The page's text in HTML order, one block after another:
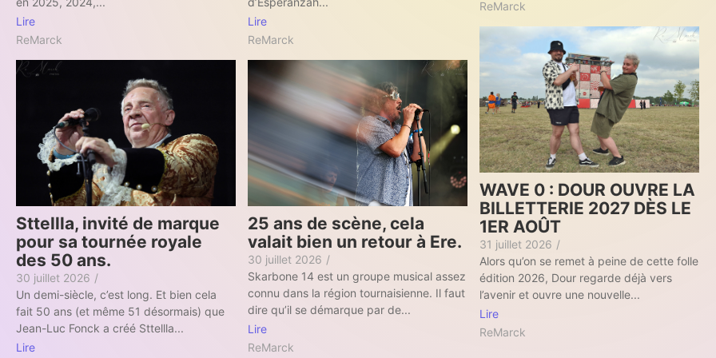
Lire
ReMarck
ReMarck
Lire
ReMarck
WAVE 0 : DOUR OUVRE LA
BILLETTERIE 2027 DÈS LE
1ER AOÛT
31 juillet 2026 /
Alors qu’on se remet à peine de cette folle
édition 2026, Dour regarde déjà vers
l’avenir et ouvre une nouvelle...
Lire
ReMarck
Sttellla, invité de marque
pour sa tournée royale
des 50 ans.
30 juillet 2026 /
Un demi-siècle, c’est long. Et bien cela
fait 50 ans (et même 51 désormais) que
Jean-Luc Fonck a créé Sttellla...
Lire
25 ans de scène, cela
valait bien un retour à Ere.
30 juillet 2026 /
Skarbone 14 est un groupe musical assez
connu dans la région tournaisienne. Il faut
dire qu’il se démarque par de...
Lire
ReMarck